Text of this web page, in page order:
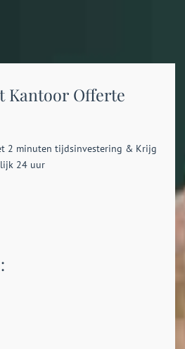
Kantoor Offerte
2 minuten tijdsinvestering & Krijg
24 uur